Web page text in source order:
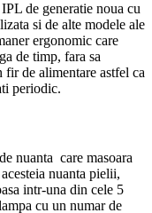
de generatie noua cu
si de alte modele ale
ergonomic care
de timp, fara sa
fir de alimentare astfel ca
periodic.
nuanta care masoara
nuanta pielii,
intr-una din cele 5
cu un numar de